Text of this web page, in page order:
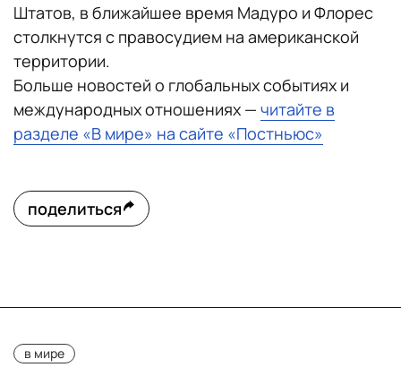
Штатов, в ближайшее время Мадуро и Флорес
столкнутся с правосудием на американской
территории.
Больше новостей о глобальных событиях и
международных отношениях — читайте в
разделе «В мире» на сайте «Постньюс»
поделиться
в мире